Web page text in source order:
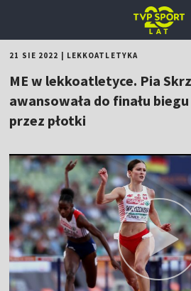
21 SIE 2022 LEKKOATLETYKA
ME w lekkoatletyce. Pia
awansowała do finału
przez płotki